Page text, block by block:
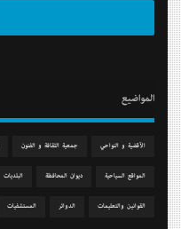
المواضيع
الآقضية و النواحي جمعیة الثقافة و الفنون
المواقع السياحية دیوان المحافظة البلديات
القوانين والتعليمات الدوائر المستشفيات